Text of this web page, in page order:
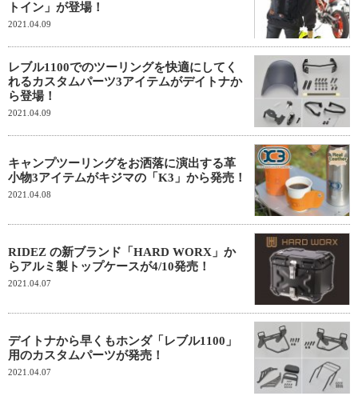
トイン」が登場！
2021.04.09
レブル1100でのツーリングを快適にしてく
れるカスタムパーツ3アイテムがデイトナか
ら登場！
2021.04.09
キャンプツーリングをお洒落に演出する革
小物3アイテムがキジマの「K3」から発売！
2021.04.08
RIDEZ の新ブランド「HARD WORX」か
らアルミ製トップケースが4/10発売！
2021.04.07
デイトナから早くもホンダ「レブル1100」
用のカスタムパーツが発売！
2021.04.07